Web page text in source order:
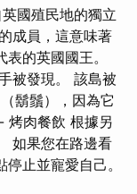
國殖民地的獨立
成員，這意味著
的英國國王。
被發現。 該島被
鬍鬚），因為它
烤肉餐飲 根據另
如果您在路邊看
止並寵愛自己。